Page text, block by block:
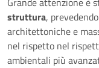
struttura,
architettoniche e
nel rispetto nel
ambientali più